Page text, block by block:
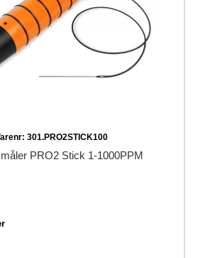
301.PRO2STICK100
PRO2 Stick 1-1000PPM